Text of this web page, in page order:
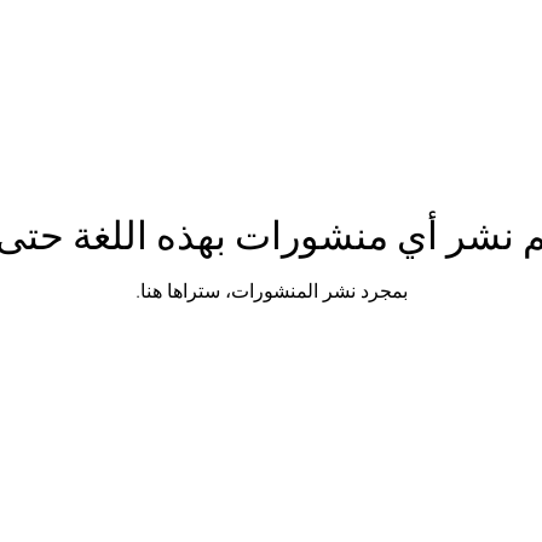
نشر أي منشورات بهذه اللغة
بمجرد نشر المنشورات، ستراها هنا.